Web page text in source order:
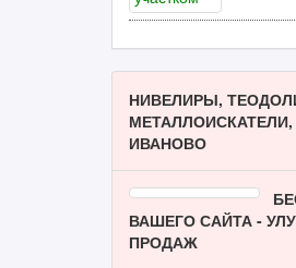
НИВЕЛИРЫ,
ИВАНОВО
ВАШЕГО САЙТА -
ПРОДАЖ